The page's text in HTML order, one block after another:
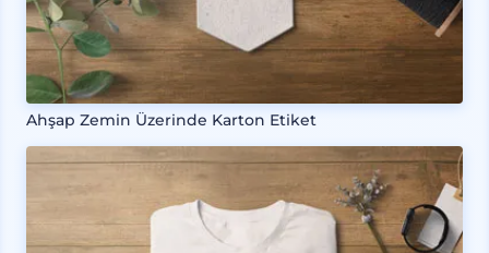
Ahşap Zemin Üzerinde Karton Etiket